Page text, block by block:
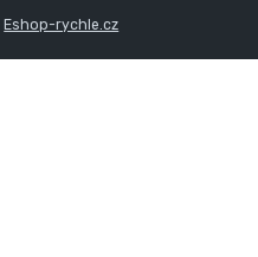
Eshop-rychle.cz